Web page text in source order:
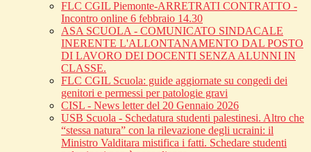
FLC CGIL Piemonte-ARRETRATI CONTRATTO -
Incontro online 6 febbraio 14.30
ASA SCUOLA - COMUNICATO SINDACALE
INERENTE L'ALLONTANAMENTO DAL POSTO
DI LAVORO DEI DOCENTI SENZA ALUNNI IN
CLASSE.
FLC CGIL Scuola: guide aggiornate su congedi dei
genitori e permessi per patologie gravi
CISL - News letter del 20 Gennaio 2026
USB Scuola - Schedatura studenti palestinesi. Altro che
“stessa natura” con la rilevazione degli ucraini: il
Ministro Valditara mistifica i fatti. Schedare studenti